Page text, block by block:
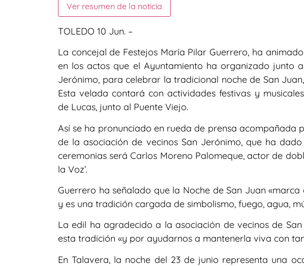
Ver resumen de la noticia
TOLEDO 10 Jun. –
La concejal de Festejos María Pilar Guerrero, ha
en los actos que el Ayuntamiento ha organizado junto
Jerónimo, para celebrar la tradicional noche de San
Esta velada contará con actividades festivas y
de Lucas, junto al Puente Viejo.
Así se ha pronunciado en rueda de prensa acompañada
de la asociación de vecinos San Jerónimo, que ha
ceremonias será Carlos Moreno Palomeque, actor de
la Voz’.
Guerrero ha señalado que la Noche de San Juan
y es una tradición cargada de simbolismo, fuego, agua,
La edil ha agradecido a la asociación de vecinos de
esta tradición «y por ayudarnos a mantenerla viva con
En Talavera, la noche del 23 de junio representa una